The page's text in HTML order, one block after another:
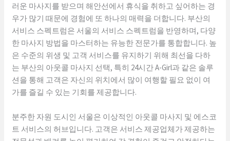
러운 마사지를 받으며 해안선에서 휴식을 취하고 싶어하는 경
우가 많기 때문에 경험에 또 하나의 매력을 더합니다. 부산의
서비스 스펙트럼은 서울의 서비스 스펙트럼을 반영하며, 다양
한 마사지 방법을 마스터하는 유능한 전문가를 통합합니다. 높
은 수준의 위생 및 고객 서비스를 유지하기 위해 최선을 다하
는 부산의 아웃콜 마사지 선택, 특히 24시간 A-Girl과 같은 솔루
션을 통해 고객은 자신의 위치에서 많이 여행할 필요 없이 여
가를 즐길 수 있는 기회를 제공합니다.
분주한 자원 도시인 서울은 이상적인 아웃콜 마사지 및 에스코
트 서비스의 허브입니다. 고객은 서비스 제공업체가 제공하는